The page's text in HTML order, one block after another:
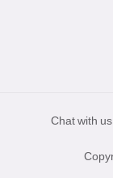
Chat with us